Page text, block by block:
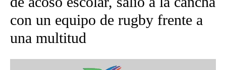
con un equipo de rugby frente a
una multitud